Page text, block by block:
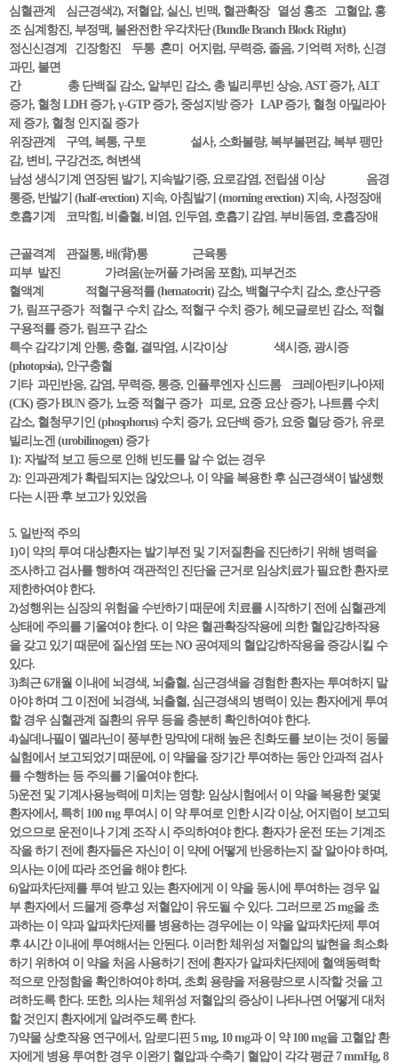
심혈관계 심근경색2), 저혈압, 실신, 빈맥, 혈관확장 열성 홍조 고혈압, 홍
조 심계항진, 부정맥, 불완전한 우각차단 (Bundle Branch Block Right)
정신신경계 긴장항진 두통 혼미 어지럼, 무력증, 졸음, 기억력 저하, 신경
과민, 불면
간 총 단백질 감소, 알부민 감소, 총 빌리루빈 상승, AST 증가, ALT
증가, 혈청 LDH 증가, γ-GTP 증가, 중성지방 증가 LAP 증가, 혈청 아밀라아
제 증가, 혈청 인지질 증가
위장관계 구역, 복통, 구토 설사, 소화불량, 복부불편감, 복부 팽만
감, 변비, 구강건조, 혀변색
남성 생식기계 연장된 발기, 지속발기증, 요로감염, 전립샘 이상 음경
통증, 반발기 (half-erection) 지속, 아침발기 (morning erection) 지속, 사정장애
호흡기계 코막힘, 비출혈, 비염, 인두염, 호흡기 감염, 부비동염, 호흡장애
근골격계 관절통, 배(背)통 근육통
피부 발진 가려움(눈꺼풀 가려움 포함), 피부건조
혈액계 적혈구용적률 (hematocrit) 감소, 백혈구수치 감소, 호산구증
가, 림프구증가 적혈구 수치 감소, 적혈구 수치 증가, 헤모글로빈 감소, 적혈
구용적률 증가, 림프구 감소
특수 감각기계 안통, 충혈, 결막염, 시각이상 색시증, 광시증
(photopsia), 안구충혈
기타 과민반응, 감염, 무력증, 통증, 인플루엔자 신드롬 크레아틴키나아제
(CK) 증가 BUN 증가, 뇨중 적혈구 증가 피로, 요중 요산 증가, 나트륨 수치
감소, 혈청무기인 (phosphorus) 수치 증가, 요단백 증가, 요중 혈당 증가, 유로
빌리노겐 (urobilinogen) 증가
1): 자발적 보고 등으로 인해 빈도를 알 수 없는 경우
2): 인과관계가 확립되지는 않았으나, 이 약을 복용한 후 심근경색이 발생했
다는 시판 후 보고가 있었음
5. 일반적 주의
1)이 약의 투여 대상환자는 발기부전 및 기저질환을 진단하기 위해 병력을
조사하고 검사를 행하여 객관적인 진단을 근거로 임상치료가 필요한 환자로
제한하여야 한다.
2)성행위는 심장의 위험을 수반하기 때문에 치료를 시작하기 전에 심혈관계
상태에 주의를 기울여야 한다. 이 약은 혈관확장작용에 의한 혈압강하작용
을 갖고 있기 때문에 질산염 또는 NO 공여제의 혈압강하작용을 증강시킬 수
있다.
3)최근 6개월 이내에 뇌경색, 뇌출혈, 심근경색을 경험한 환자는 투여하지 말
아야 하며 그 이전에 뇌경색, 뇌출혈, 심근경색의 병력이 있는 환자에게 투여
할 경우 심혈관계 질환의 유무 등을 충분히 확인하여야 한다.
4)실데나필이 멜라닌이 풍부한 망막에 대해 높은 친화도를 보이는 것이 동물
실험에서 보고되었기 때문에, 이 약물을 장기간 투여하는 동안 안과적 검사
를 수행하는 등 주의를 기울여야 한다.
5)운전 및 기계사용능력에 미치는 영향: 임상시험에서 이 약을 복용한 몇몇
환자에서, 특히 100 mg 투여시 이 약 투여로 인한 시각 이상, 어지럼이 보고되
었으므로 운전이나 기계 조작 시 주의하여야 한다. 환자가 운전 또는 기계조
작을 하기 전에 환자들은 자신이 이 약에 어떻게 반응하는지 잘 알아야 하며,
의사는 이에 따라 조언을 해야 한다.
6)알파차단제를 투여 받고 있는 환자에게 이 약을 동시에 투여하는 경우 일
부 환자에서 드물게 증후성 저혈압이 유도될 수 있다. 그러므로 25 mg을 초
과하는 이 약과 알파차단제를 병용하는 경우에는 이 약을 알파차단제 투여
후 4시간 이내에 투여해서는 안된다. 이러한 체위성 저혈압의 발현을 최소화
하기 위하여 이 약을 처음 사용하기 전에 환자가 알파차단제에 혈액동력학
적으로 안정함을 확인하여야 하며, 초회 용량을 저용량으로 시작할 것을 고
려하도록 한다. 또한, 의사는 체위성 저혈압의 증상이 나타나면 어떻게 대처
할 것인지 환자에게 알려주도록 한다.
7)약물 상호작용 연구에서, 암로디핀 5 mg, 10 mg과 이 약 100 mg을 고혈압 환
자에게 병용 투여한 경우 이완기 혈압과 수축기 혈압이 각각 평균 7 mmHg, 8